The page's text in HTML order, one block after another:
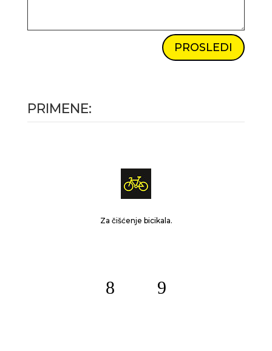
PROSLEDI
PRIMENE:
Za čišćenje bicikala.